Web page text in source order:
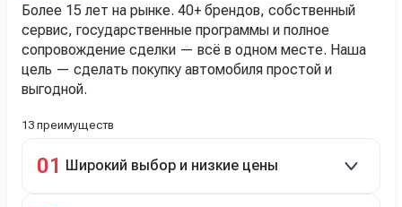
Более 15 лет на рынке. 40+ брендов, собственный
сервис, государственные программы и полное
сопровождение сделки — всё в одном месте. Наша
цель — сделать покупку автомобиля простой и
выгодной.
13 преимуществ
01 Широкий выбор и низкие цены